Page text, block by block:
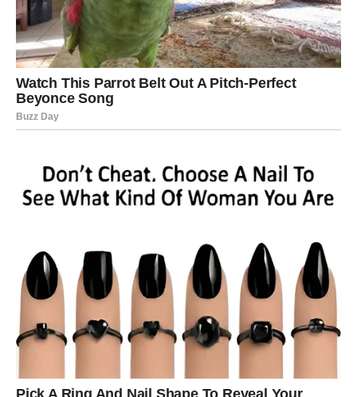
emocijama i ljudskom karakteru. Iako horoskop i proročanstva
ne treba shvatati kao apsolutnu istinu, poruke koje je često
naglašavala podsjećaju koliko je važno raditi na sebi, razvijati
samopouzdanje i učiti iz vlastitih grešaka.
Svaki čovjek tokom života prolazi kroz izazove, bez obzira na
horoskopski znak. Međutim, način na koji se nosimo sa
određuje koliko ćemo biti zadovoljni i uspješni. Upravo zato je
Baba Vanga vjerovala da sudbina nije potpuno unaprijed